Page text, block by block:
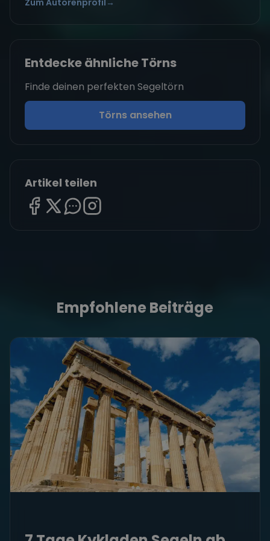
Entdecke ähnliche Törns
Finde deinen perfekten Segeltörn
Törns ansehen
Artikel teilen
Empfohlene Beiträge